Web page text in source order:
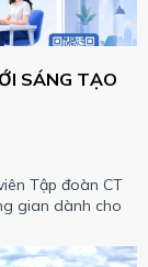
SÁNG TẠO
Tập đoàn CT
gian dành cho